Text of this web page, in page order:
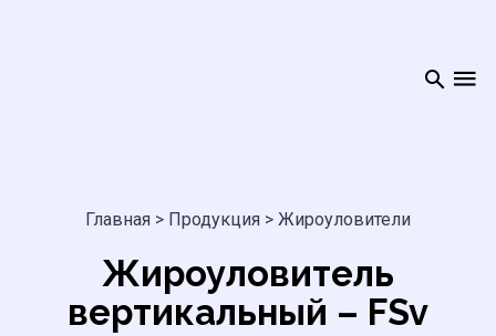
Главная > Продукция > Жироуловители
Жироуловитель
вертикальный – FSv